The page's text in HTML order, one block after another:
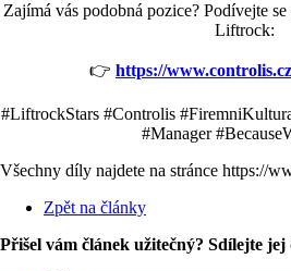
Zajímá vás podobná pozice? Podívejte
Liftrock:
👉 https://
#LiftrockStars #Controlis
#Manager
Všechny díly najdete na stránce https://
Zpět na články
Přišel vám článek užitečný? Sdílejte jej